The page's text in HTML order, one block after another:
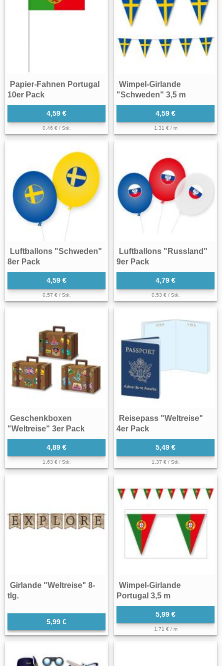
Papier-Fahnen Portugal
10er Pack
4,59 €
0,46 € / Stk.
Wimpel-Girlande
"Schweden" 3,5 m
4,59 €
1,31 € / m
Luftballons "Schweden"
8er Pack
4,59 €
0,57 € / Stk.
Luftballons "Russland"
9er Pack
4,79 €
0,53 € / Stk.
Geschenkboxen
"Weltreise" 3er Pack
4,89 €
1,63 € / Stk.
Reisepass "Weltreise"
4er Pack
5,49 €
1,37 € / Stk.
Girlande "Weltreise" 8-
tlg.
5,99 €
Wimpel-Girlande
Portugal 3,5 m
5,99 €
1,71 € / m